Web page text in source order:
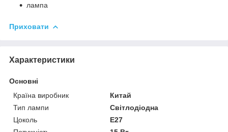
лампа
Приховати
Характеристики
Основні
Країна виробник
Китай
Тип лампи
Світлодіодна
Цоколь
E27